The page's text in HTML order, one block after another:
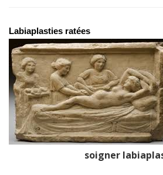
Labiaplasties ratées
soigner